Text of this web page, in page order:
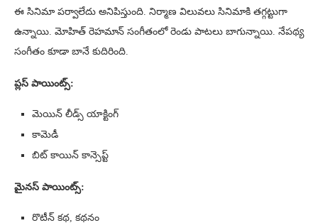
ఈ సినిమా పర్వాలేదు అనిపిస్తుంది. నిర్మాణ విలువలు సినిమాకి తగ్గట్టుగా
ఉన్నాయి. మోహిత్ రెహమాన్ సంగీతంలో రెండు పాటలు బాగున్నాయి. నేపథ్య
సంగీతం కూడా బానే కుదిరింది.
ప్లస్ పాయింట్స్:
మెయిన్ లీడ్స్ యాక్టింగ్
కామెడీ
బిట్ కాయిన్ కాన్సెప్ట్
మైనస్ పాయింట్స్:
రొటీన్ కథ, కథనం